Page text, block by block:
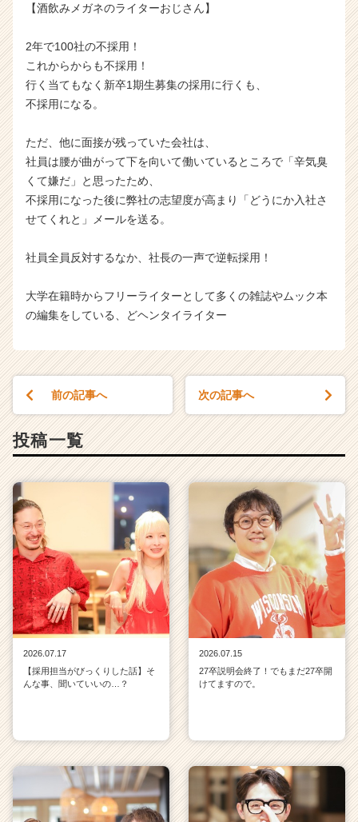
【酒飲みメガネのライターおじさん】
2年で100社の不採用！
これからからも不採用！
行く当てもなく新卒1期生募集の採用に行くも、
不採用になる。
ただ、他に面接が残っていた会社は、
社員は腰が曲がって下を向いて働いているところで「辛気臭
くて嫌だ」と思ったため、
不採用になった後に弊社の志望度が高まり「どうにか入社さ
せてくれと」メールを送る。
社員全員反対するなか、社長の一声で逆転採用！
大学在籍時からフリーライターとして多くの雑誌やムック本
の編集をしている、どヘンタイライター
前の記事へ 次の記事へ
投稿一覧
2026.07.17
【採用担当がびっくりした話】そ
んな事、聞いていいの…？
2026.07.15
27卒説明会終了！でもまだ27卒開
けてますので。